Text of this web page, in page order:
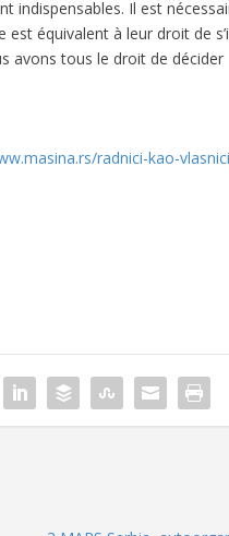
indispensables. Il est
équivalent à leur droit de
avons tous le droit de décider
radnici-kao-